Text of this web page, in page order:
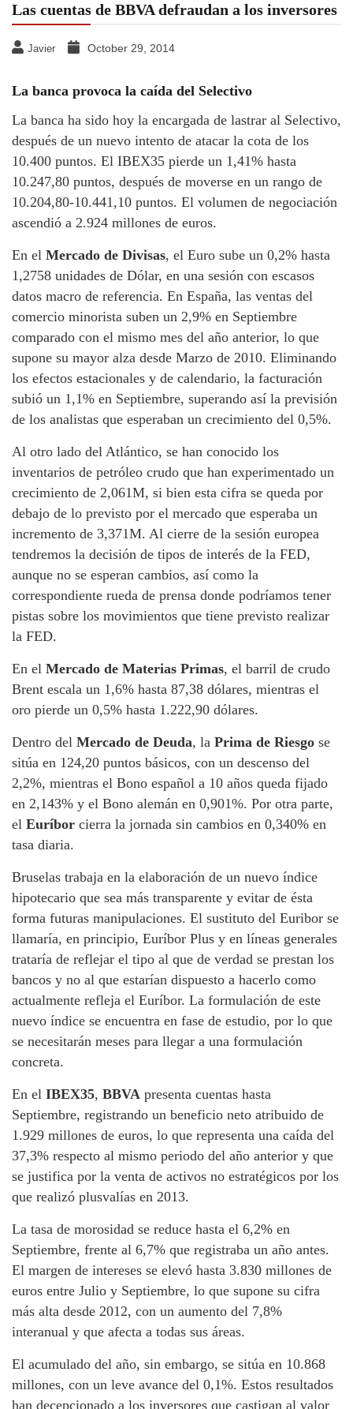
Las cuentas de BBVA defraudan a los inversores
Javier October 29, 2014
La banca provoca la caída del Selectivo
La banca ha sido hoy la encargada de lastrar al Selectivo,
después de un nuevo intento de atacar la cota de los
10.400 puntos. El IBEX35 pierde un 1,41% hasta
10.247,80 puntos, después de moverse en un rango de
10.204,80-10.441,10 puntos. El volumen de negociación
ascendió a 2.924 millones de euros.
En el Mercado de Divisas, el Euro sube un 0,2% hasta
1,2758 unidades de Dólar, en una sesión con escasos
datos macro de referencia. En España, las ventas del
comercio minorista suben un 2,9% en Septiembre
comparado con el mismo mes del año anterior, lo que
supone su mayor alza desde Marzo de 2010. Eliminando
los efectos estacionales y de calendario, la facturación
subió un 1,1% en Septiembre, superando así la previsión
de los analistas que esperaban un crecimiento del 0,5%.
Al otro lado del Atlántico, se han conocido los
inventarios de petróleo crudo que han experimentado un
crecimiento de 2,061M, si bien esta cifra se queda por
debajo de lo previsto por el mercado que esperaba un
incremento de 3,371M. Al cierre de la sesión europea
tendremos la decisión de tipos de interés de la FED,
aunque no se esperan cambios, así como la
correspondiente rueda de prensa donde podríamos tener
pistas sobre los movimientos que tiene previsto realizar
la FED.
En el Mercado de Materias Primas, el barril de crudo
Brent escala un 1,6% hasta 87,38 dólares, mientras el
oro pierde un 0,5% hasta 1.222,90 dólares.
Dentro del Mercado de Deuda, la Prima de Riesgo se
sitúa en 124,20 puntos básicos, con un descenso del
2,2%, mientras el Bono español a 10 años queda fijado
en 2,143% y el Bono alemán en 0,901%. Por otra parte,
el Euríbor cierra la jornada sin cambios en 0,340% en
tasa diaria.
Bruselas trabaja en la elaboración de un nuevo índice
hipotecario que sea más transparente y evitar de ésta
forma futuras manipulaciones. El sustituto del Euribor se
llamaría, en principio, Euríbor Plus y en líneas generales
trataría de reflejar el tipo al que de verdad se prestan los
bancos y no al que estarían dispuesto a hacerlo como
actualmente refleja el Euríbor. La formulación de este
nuevo índice se encuentra en fase de estudio, por lo que
se necesitarán meses para llegar a una formulación
concreta.
En el IBEX35, BBVA presenta cuentas hasta
Septiembre, registrando un beneficio neto atribuido de
1.929 millones de euros, lo que representa una caída del
37,3% respecto al mismo periodo del año anterior y que
se justifica por la venta de activos no estratégicos por los
que realizó plusvalías en 2013.
La tasa de morosidad se reduce hasta el 6,2% en
Septiembre, frente al 6,7% que registraba un año antes.
El margen de intereses se elevó hasta 3.830 millones de
euros entre Julio y Septiembre, lo que supone su cifra
más alta desde 2012, con un aumento del 7,8%
interanual y que afecta a todas sus áreas.
El acumulado del año, sin embargo, se sitúa en 10.868
millones, con un leve avance del 0,1%. Estos resultados
han decepcionado a los inversores que castigan al valor